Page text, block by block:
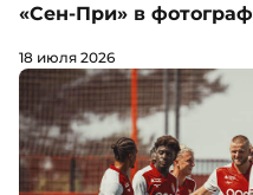
«Сен-При» в
18 июля 2026